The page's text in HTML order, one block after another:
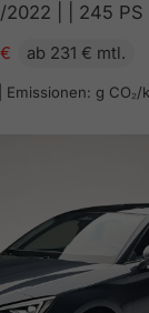
2022 | | 245 PS
€ ab 231 € mtl.
g CO₂/